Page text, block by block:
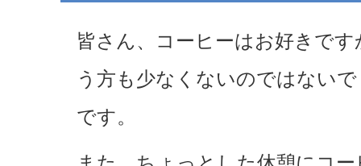
皆さん、コーヒーはお好きで
う方も少なくないのではない
です。